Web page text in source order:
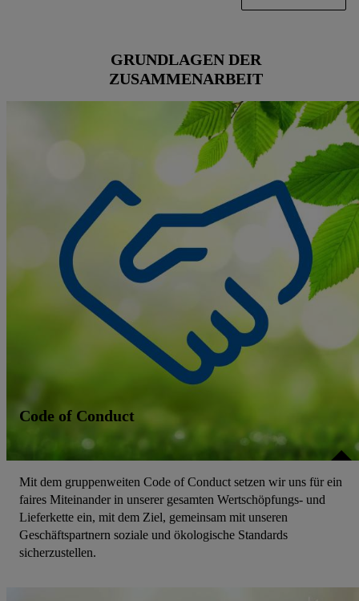
GRUNDLAGEN DER
ZUSAMMENARBEIT
Code of Conduct
Mit dem gruppenweiten Code of Conduct setzen wir uns für ein
faires Miteinander in unserer gesamten Wertschöpfungs- und
Lieferkette ein, mit dem Ziel, gemeinsam mit unseren
Geschäftspartnern soziale und ökologische Standards
sicherzustellen.